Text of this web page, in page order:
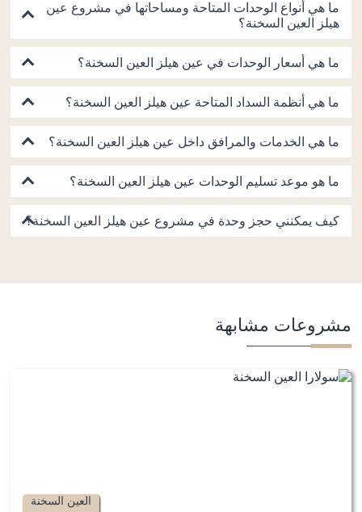
ما هي أنواع الوحدات المتاحة ومساحاتها في مشروع عين
هيلز العين السخنة؟
ما هي أسعار الوحدات في عين هيلز العين السخنة؟
ما هي أنظمة السداد المتاحة عين هيلز العين السخنة؟
ما هي الخدمات والمرافق داخل عين هيلز العين السخنة؟
ما هو موعد تسليم الوحدات عين هيلز العين السخنة؟
كيف يمكنني حجز وحدة في مشروع عين هيلز العين السخنة؟
مشروعات مشابهة
العين السخنة